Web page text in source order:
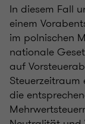
In diesem Fall
einem
im polnischen
nationale
auf
die